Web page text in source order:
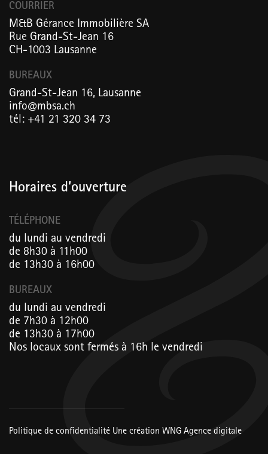
COURRIER
M&B Gérance Immobilière SA
Rue Grand-St-Jean 16
CH-1003 Lausanne
BUREAUX
Grand-St-Jean 16, Lausanne
info@mbsa.ch
tél: +41 21 320 34 73
Horaires d’ouverture
TÉLÉPHONE
du lundi au vendredi
de 8h30 à 11h00
de 13h30 à 16h00
BUREAUX
du lundi au vendredi
de 7h30 à 12h00
de 13h30 à 17h00
Nos locaux sont fermés à 16h le vendredi
Politique de confidentialité Une création WNG Agence digitale